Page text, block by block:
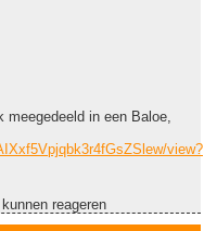
meegedeeld in een Baloe,
view?
reageren